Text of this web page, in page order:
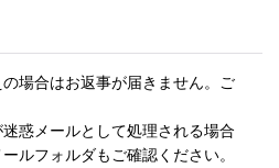
場合はお返事が届きません。ご
惑メールとして処理される場合
ルフォルダもご確認ください。